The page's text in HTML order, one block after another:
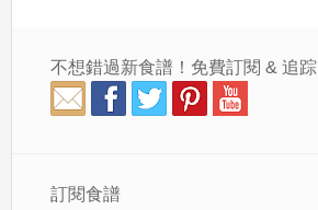
不想錯過新食譜！免費訂閱 & 追踪
訂閱食譜